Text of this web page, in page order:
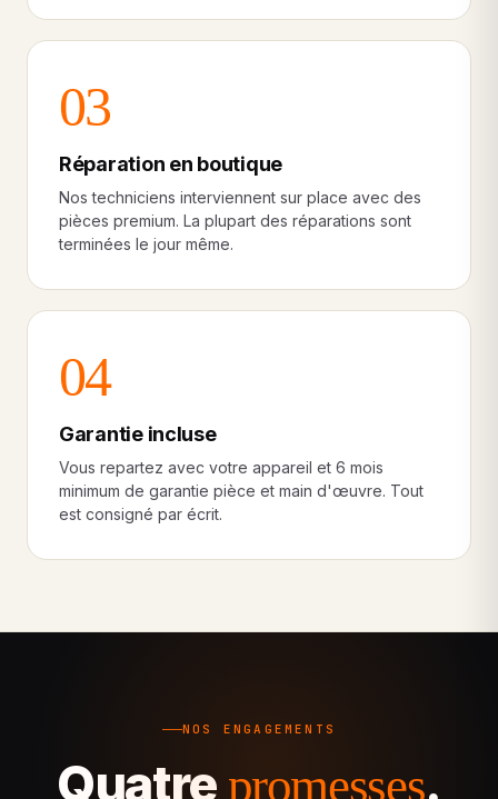
03
Réparation en boutique
Nos techniciens interviennent sur place avec des
pièces premium. La plupart des réparations sont
terminées le jour même.
04
Garantie incluse
Vous repartez avec votre appareil et 6 mois
minimum de garantie pièce et main d'œuvre. Tout
est consigné par écrit.
NOS ENGAGEMENTS
Quatre promesses.